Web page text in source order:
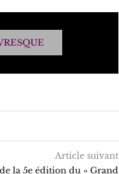
Article suivant
la 5e édition du « Grand